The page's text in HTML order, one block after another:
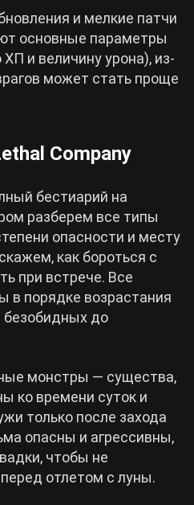
и мелкие патчи
основные параметры
и величину урона), из-
может стать проще
Company
бестиарий на
разберем все типы
опасности и месту
как бороться с
при встрече. Все
в порядке возрастания
безобидных до
монстры — существа,
ко времени суток и
только после захода
опасны и агрессивны,
чтобы не
отлетом с луны.